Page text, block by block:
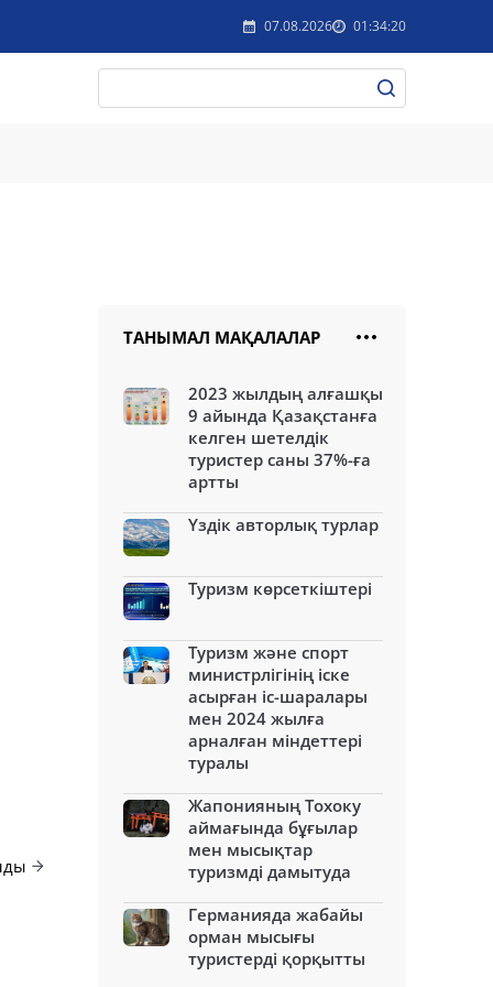
07.08.2026 01:34:20
ТАНЫМАЛ МАҚАЛАЛАР
2023 жылдың алғашқы
9 айында Қазақстанға
келген шетелдік
туристер саны 37%-ға
артты
Үздік авторлық турлар
Туризм көрсеткіштері
Туризм және спорт
министрлігінің іске
асырған іс-шаралары
мен 2024 жылға
арналған міндеттері
туралы
Жапонияның Тохоку
аймағында бұғылар
мен мысықтар
туризмді дамытуда
Германияда жабайы
орман мысығы
туристерді қорқытты